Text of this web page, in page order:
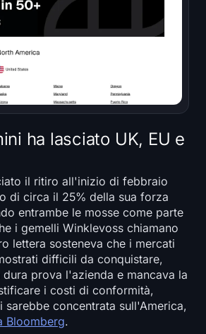
ha lasciato UK, EU e
il ritiro all'inizio di febbraio
di circa il 25% della sua forza
entrambe le mosse come parte
i gemelli Winklevoss chiamano
lettera sosteneva che i mercati
difficili da conquistare,
prova l'azienda e mancava la
i costi di conformità,
sarebbe concentrata sull'America,
Bloomberg.